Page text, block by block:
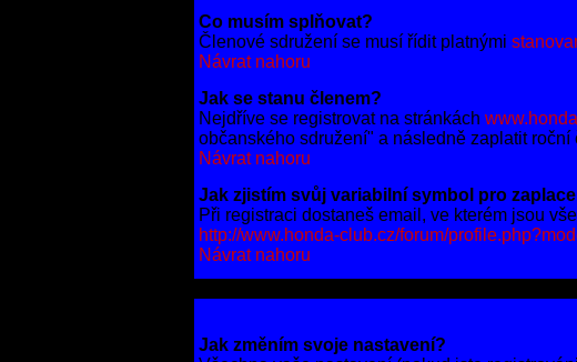
Co musím splňovat?
Členové sdružení se musí řídit platnými
Návrat nahoru
Jak se stanu členem?
Nejdříve se registrovat na stránkách
občanského sdružení" a následně zaplatit
Návrat nahoru
Jak zjistím svůj variabilní symbol pro
Při registraci dostaneš email, ve kterém jsou
http://www.honda-club.cz/forum/
Návrat nahoru
Jak změním svoje nastavení?